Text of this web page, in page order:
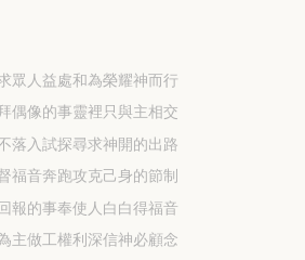
眾人益處和為榮耀神而行
偶像的事靈裡只與主相交
落入試探尋求神開的出路
福音奔跑攻克己身的節制
報的事奉使人白白得福音
主做工權利深信神必顧念